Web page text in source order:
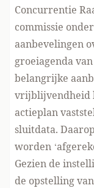
Concurrentie
commissie
aanbevelingen
groeiagenda
belangrijke
vrijblijvendheid
actieplan
sluitdata.
worden
Gezien de
de opstelling